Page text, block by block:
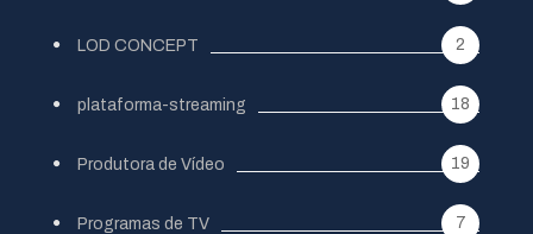
LOD CONCEPT 2
plataforma-streaming 18
Produtora de Vídeo 19
Programas de TV 7